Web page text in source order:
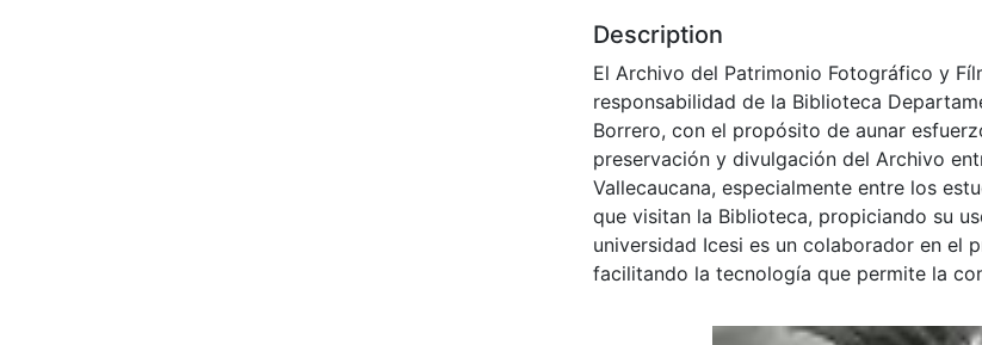
Description
El Archivo del Patrimonio Fotográfico y
responsabilidad de la Biblioteca
Borrero, con el propósito de aunar
preservación y divulgación del Archivo
Vallecaucana, especialmente entre los
que visitan la Biblioteca, propiciando su
universidad Icesi es un colaborador en el
facilitando la tecnología que permite la